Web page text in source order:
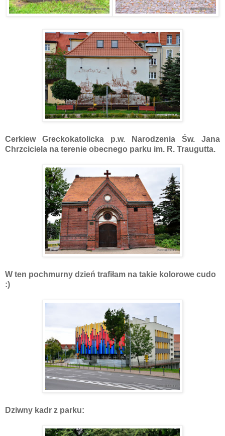
Cerkiew Greckokatolicka p.w. Narodzenia Św. Jana
Chrzciciela na terenie obecnego parku im. R. Traugutta.
W ten pochmurny dzień trafiłam na takie kolorowe cudo
:)
Dziwny kadr z parku: